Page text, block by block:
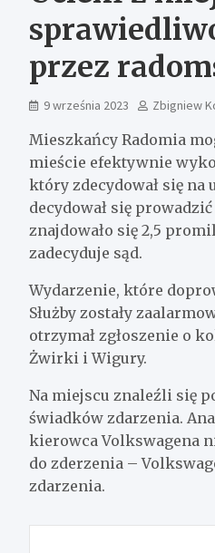
przez
9 września 2023 Zbigniew
Mieszkańcy Radomia
mieście efektywnie
który zdecydował się na
decydował się
znajdowało się 2,5
zadecyduje sąd.
Wydarzenie, które
Służby zostały
otrzymał zgłoszenie o
Żwirki i Wigury.
Na miejscu znaleźli się
świadków zdarzenia.
kierowca Volkswagena
do zderzenia –
zdarzenia.